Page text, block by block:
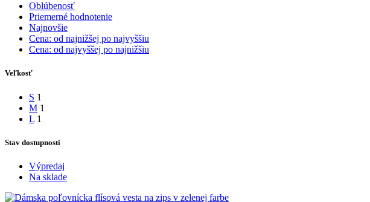
Oblúbenosť
Priemerné hodnotenie
Najnovšie
Cena: od najnižšej po najvyššiu
Cena: od najvyššej po najnižšiu
Veľkosť
S 1
M 1
L 1
Stav dostupnosti
Výpredaj
Na sklade